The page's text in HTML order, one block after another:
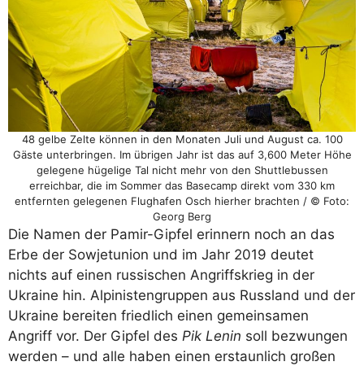
48 gelbe Zelte können in den Monaten Juli und August ca. 100
Gäste unterbringen. Im übrigen Jahr ist das auf 3,600 Meter Höhe
gelegene hügelige Tal nicht mehr von den Shuttlebussen
erreichbar, die im Sommer das Basecamp direkt vom 330 km
entfernten gelegenen Flughafen Osch hierher brachten / © Foto:
Georg Berg
Die Namen der Pamir-Gipfel erinnern noch an das
Erbe der Sowjetunion und im Jahr 2019 deutet
nichts auf einen russischen Angriffskrieg in der
Ukraine hin. Alpinistengruppen aus Russland und der
Ukraine bereiten friedlich einen gemeinsamen
Angriff vor. Der Gipfel des Pik Lenin soll bezwungen
werden – und alle haben einen erstaunlich großen